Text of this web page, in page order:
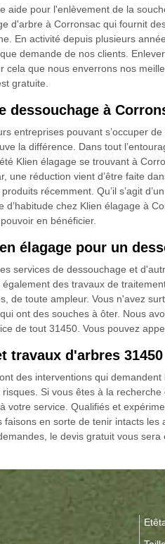
aide pour l'enlèvement de la
d'arbre à Corronsac qui fournit
En activité depuis plusieurs
demande de nos clients.
cela que nous enverrons nos
gratuite.
dessouchage à
entreprises pouvant s’occuper
la différence. Dans tout
Klien élagage se trouvant à
une réduction vient d’être faite
récemment. Qu’il s’agit
d’habitude chez Klien élagage à
en bénéficier.
élagage pour un
services de dessouchage et
des travaux de
de toute ampleur. Vous n'avez
ont des souches à ôter. Nous
de tout 31450. Vous pouvez
travaux d'arbres 31450
des interventions qui
Si vous êtes à la
votre service. Qualifiés et
faisons en sorte de tenir intacts
le devis gratuit vous sera